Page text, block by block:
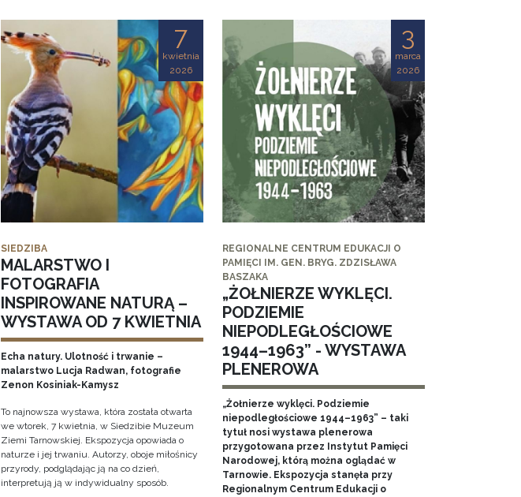
7
kwietnia
2026
SIEDZIBA
MALARSTWO I
FOTOGRAFIA
INSPIROWANE NATURĄ –
WYSTAWA OD 7 KWIETNIA
Echa natury. Ulotność i trwanie –
malarstwo Lucja Radwan, fotografie
Zenon Kosiniak-Kamysz
To najnowsza wystawa, która została otwarta
we wtorek, 7 kwietnia, w Siedzibie Muzeum
Ziemi Tarnowskiej. Ekspozycja opowiada o
naturze i jej trwaniu. Autorzy, oboje miłośnicy
przyrody, podglądając ją na co dzień,
interpretują ją w indywidualny sposób.
3
marca
2026
REGIONALNE CENTRUM EDUKACJI O
PAMIĘCI IM. GEN. BRYG. ZDZISŁAWA
BASZAKA
„ŻOŁNIERZE WYKLĘCI.
PODZIEMIE
NIEPODLEGŁOŚCIOWE
1944–1963” - WYSTAWA
PLENEROWA
„Żołnierze wyklęci. Podziemie
niepodległościowe 1944–1963” – taki
tytuł nosi wystawa plenerowa
przygotowana przez Instytut Pamięci
Narodowej, którą można oglądać w
Tarnowie. Ekspozycja stanęła przy
Regionalnym Centrum Edukacji o